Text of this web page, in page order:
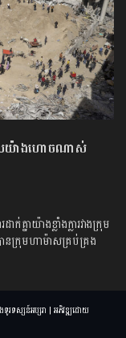
េលយ៉ាងហោចណាស់
គ្នាយ៉ាងខ្លាំងក្លារវាងក្រុម
ក្រុមហាម៉ាសគ្រប់គ្រង
ទូរទស្សន៍អប្សរា | អភិវឌ្ឍដោយ